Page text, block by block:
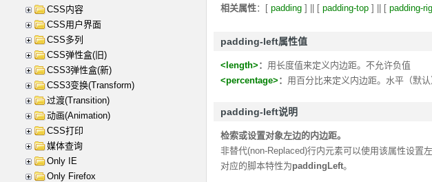
相关属性：[ padding ] || [ padding-top ] || [ padding-
padding-left属性值
<length> ： 用长度值来定义内边距。不允许负值
<percentage> ： 用百分比来定义内边距。水平（默
padding-left说明
检索或设置对象左边的内边距。
非替代(non-Replaced)行内元素可以使用该属性设置左
对应的脚本特性为paddingLeft。
CSS内容
CSS用户界面
CSS多列
CSS弹性盒(旧)
CSS3弹性盒(新)
CSS3变换(Transform)
过渡(Transition)
动画(Animation)
CSS打印
媒体查询
Only IE
Only Firefox